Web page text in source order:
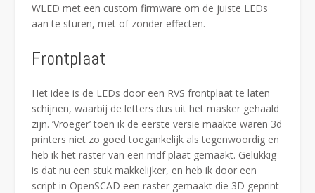
WLED met een custom firmware om de juiste LEDs
aan te sturen, met of zonder effecten.
Frontplaat
Het idee is de LEDs door een RVS frontplaat te laten
schijnen, waarbij de letters dus uit het masker gehaald
zijn. ‘Vroeger’ toen ik de eerste versie maakte waren 3d
printers niet zo goed toegankelijk als tegenwoordig en
heb ik het raster van een mdf plaat gemaakt. Gelukkig
is dat nu een stuk makkelijker, en heb ik door een
script in OpenSCAD een raster gemaakt die 3D geprint